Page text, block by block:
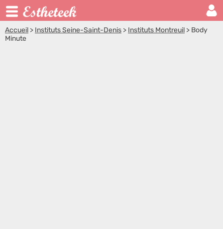
Accueil > Instituts Seine-Saint-Denis > Instituts Montreuil > Body
Minute